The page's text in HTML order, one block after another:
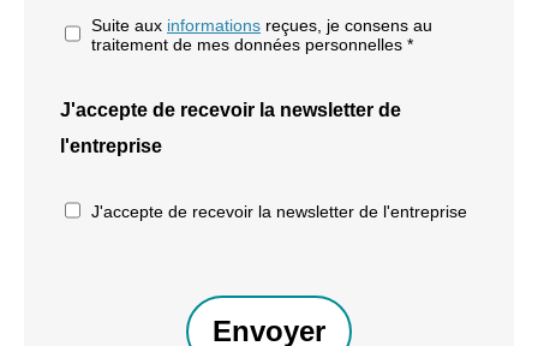
Suite aux informations reçues, je consens au
traitement de mes données personnelles *
J'accepte de recevoir la newsletter de
l'entreprise
J'accepte de recevoir la newsletter de l'entreprise